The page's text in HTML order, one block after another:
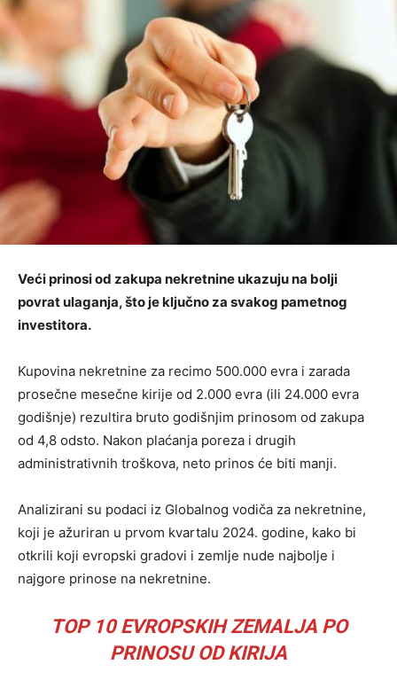
Veći prinosi od zakupa nekretnine ukazuju na bolji
povrat ulaganja, što je ključno za svakog pametnog
investitora.
Kupovina nekretnine za recimo 500.000 evra i zarada
prosečne mesečne kirije od 2.000 evra (ili 24.000 evra
godišnje) rezultira bruto godišnjim prinosom od zakupa
od 4,8 odsto. Nakon plaćanja poreza i drugih
administrativnih troškova, neto prinos će biti manji.
Analizirani su podaci iz Globalnog vodiča za nekretnine,
koji je ažuriran u prvom kvartalu 2024. godine, kako bi
otkrili koji evropski gradovi i zemlje nude najbolje i
najgore prinose na nekretnine.
TOP 10 EVROPSKIH ZEMALJA PO
PRINOSU OD KIRIJA